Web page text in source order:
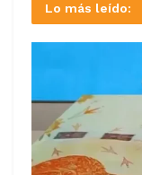
Lo más leído: